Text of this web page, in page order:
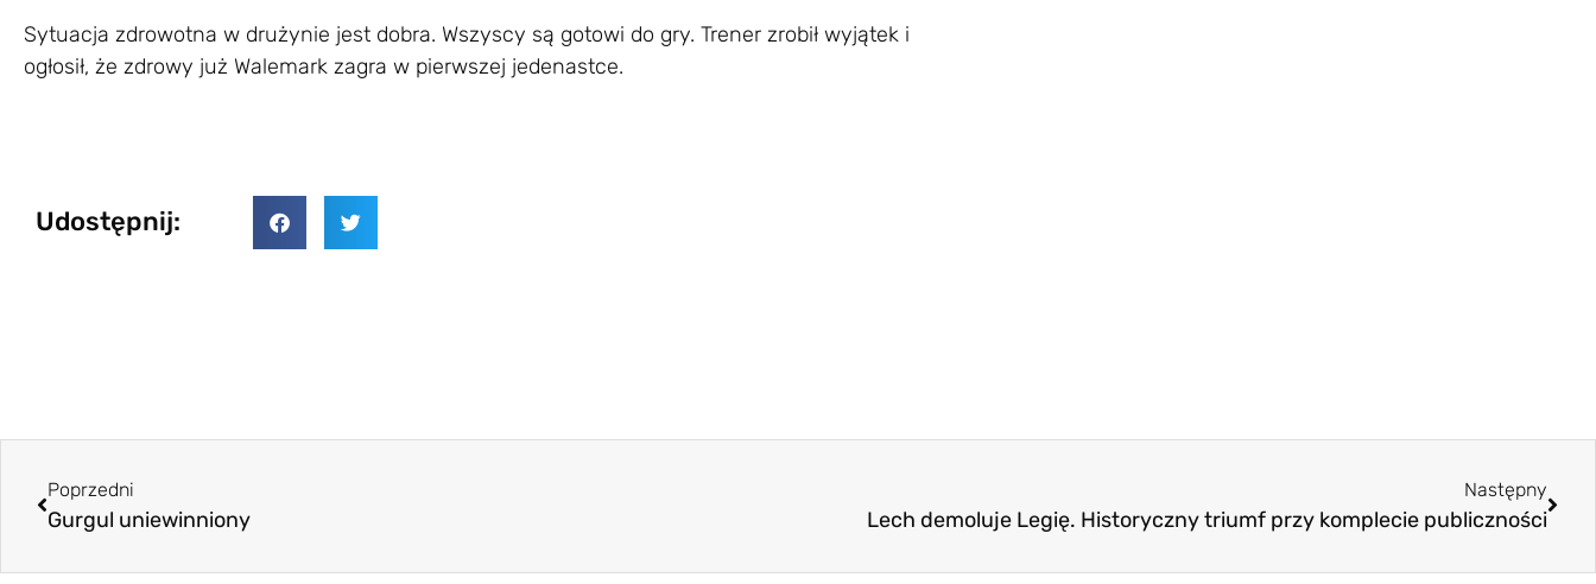
Sytuacja zdrowotna w drużynie jest dobra. Wszyscy są gotowi do gry. Trener zrobił wyjątek i
ogłosił, że zdrowy już Walemark zagra w pierwszej jedenastce.
Udostępnij:
Poprzedni
Gurgul uniewinniony
Następny
Lech demoluje Legię. Historyczny triumf przy komplecie publiczności